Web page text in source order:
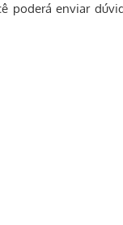
poderá enviar